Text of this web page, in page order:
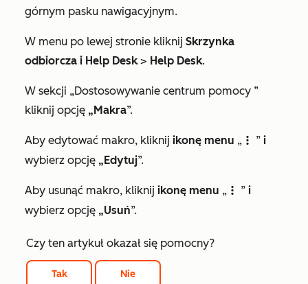
górnym pasku nawigacyjnym.
W menu po lewej stronie kliknij Skrzynka
odbiorcza i Help Desk> Help Desk.
W sekcji „Dostosowywanie centrum pomocy ”
kliknij opcję „Makra”.
Aby edytować makro, kliknij ikonę menu „ verticalMenu ” i
wybierz opcję „Edytuj”.
Aby usunąć makro, kliknij ikonę menu „ verticalMenu ” i
wybierz opcję „Usuń”.
Czy ten artykuł okazał się pomocny?
Tak Nie